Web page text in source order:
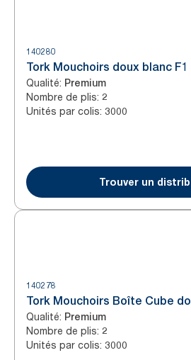
140280
Tork Mouchoirs doux blanc F1
Qualité: Premium
Nombre de plis: 2
Unités par colis: 3000
Trouver un
140278
Tork Mouchoirs Boîte Cube
Qualité: Premium
Nombre de plis: 2
Unités par colis: 3000